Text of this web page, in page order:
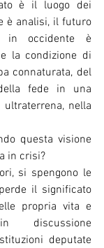
è il luogo dei
è analisi, il futuro
la condizione di
connaturata, del
fede in una
nella
questa visione
in crisi?
si spengono le
il significato
propria vita e
discussione
deputate